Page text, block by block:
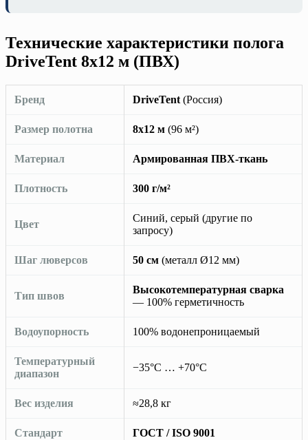
Технические характеристики полога
DriveTent 8х12 м (ПВХ)
Бренд DriveTent (Россия)
Размер полотна 8х12 м (96 м²)
Материал Армированная ПВХ-ткань
Плотность 300 г/м²
Цвет
Синий, серый (другие по
запросу)
Шаг люверсов 50 см (металл Ø12 мм)
Тип швов
Высокотемпературная сварка
— 100% герметичность
Водоупорность 100% водонепроницаемый
Температурный
диапазон
−35°C … +70°C
Вес изделия ≈28,8 кг
Стандарт ГОСТ / ISO 9001